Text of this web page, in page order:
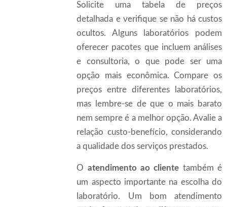
Solicite uma tabela de preços
detalhada e verifique se não há custos
ocultos. Alguns laboratórios podem
oferecer pacotes que incluem análises
e consultoria, o que pode ser uma
opção mais econômica. Compare os
preços entre diferentes laboratórios,
mas lembre-se de que o mais barato
nem sempre é a melhor opção. Avalie a
relação custo-benefício, considerando
a qualidade dos serviços prestados.
O atendimento ao cliente também é
um aspecto importante na escolha do
laboratório. Um bom atendimento